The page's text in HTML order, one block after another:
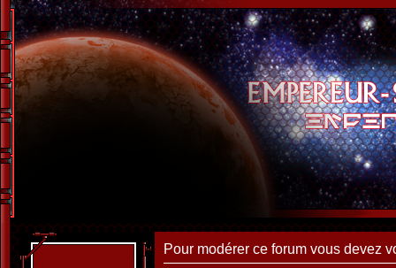
Pour modérer ce forum vous devez